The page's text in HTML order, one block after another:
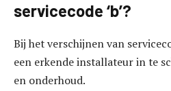
servicecode ‘b’?
Bij het verschijnen van
een erkende installateur in te
en onderhoud.